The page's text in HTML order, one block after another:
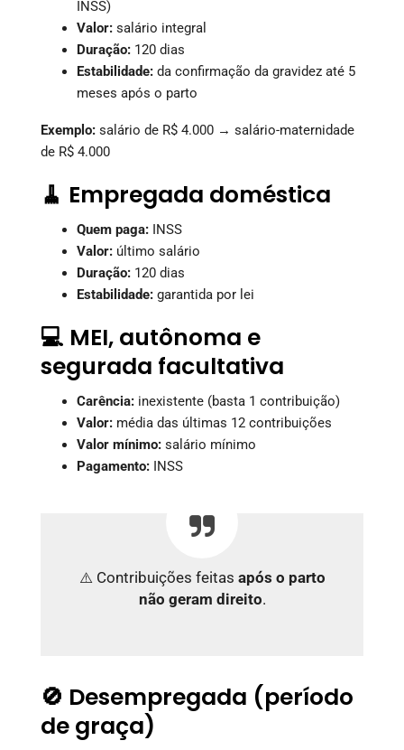
INSS)
Valor: salário integral
Duração: 120 dias
Estabilidade: da confirmação da gravidez até 5
meses após o parto
Exemplo: salário de R$ 4.000 → salário-maternidade
de R$ 4.000
🧹 Empregada doméstica
Quem paga: INSS
Valor: último salário
Duração: 120 dias
Estabilidade: garantida por lei
💻 MEI, autônoma e
segurada facultativa
Carência: inexistente (basta 1 contribuição)
Valor: média das últimas 12 contribuições
Valor mínimo: salário mínimo
Pagamento: INSS
⚠️ Contribuições feitas após o parto
não geram direito.
🚫 Desempregada (período
de graça)